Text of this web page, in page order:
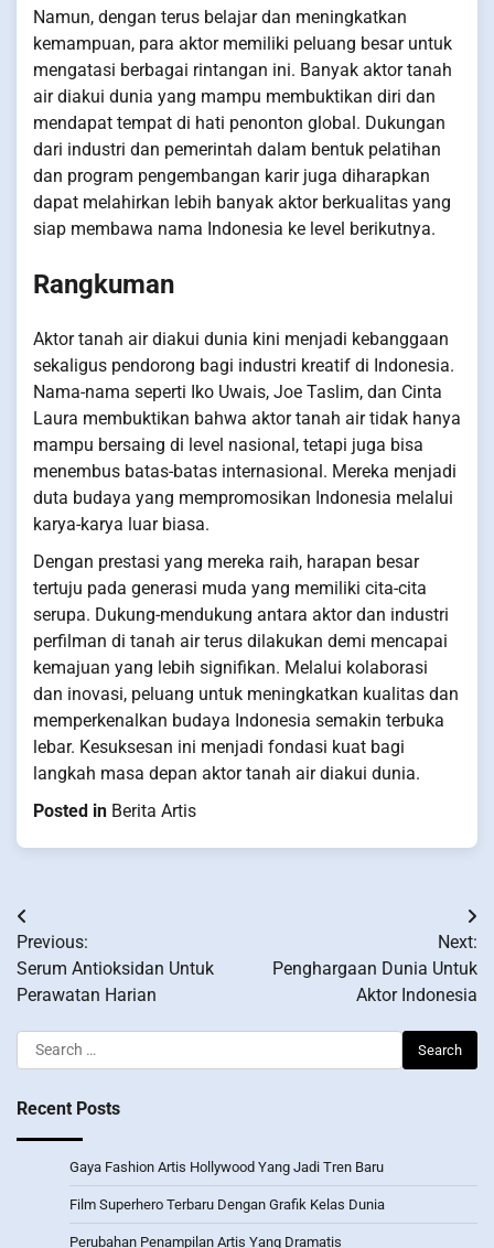
Namun, dengan terus belajar dan meningkatkan
kemampuan, para aktor memiliki peluang besar untuk
mengatasi berbagai rintangan ini. Banyak aktor tanah
air diakui dunia yang mampu membuktikan diri dan
mendapat tempat di hati penonton global. Dukungan
dari industri dan pemerintah dalam bentuk pelatihan
dan program pengembangan karir juga diharapkan
dapat melahirkan lebih banyak aktor berkualitas yang
siap membawa nama Indonesia ke level berikutnya.
Rangkuman
Aktor tanah air diakui dunia kini menjadi kebanggaan
sekaligus pendorong bagi industri kreatif di Indonesia.
Nama-nama seperti Iko Uwais, Joe Taslim, dan Cinta
Laura membuktikan bahwa aktor tanah air tidak hanya
mampu bersaing di level nasional, tetapi juga bisa
menembus batas-batas internasional. Mereka menjadi
duta budaya yang mempromosikan Indonesia melalui
karya-karya luar biasa.
Dengan prestasi yang mereka raih, harapan besar
tertuju pada generasi muda yang memiliki cita-cita
serupa. Dukung-mendukung antara aktor dan industri
perfilman di tanah air terus dilakukan demi mencapai
kemajuan yang lebih signifikan. Melalui kolaborasi
dan inovasi, peluang untuk meningkatkan kualitas dan
memperkenalkan budaya Indonesia semakin terbuka
lebar. Kesuksesan ini menjadi fondasi kuat bagi
langkah masa depan aktor tanah air diakui dunia.
Posted in Berita Artis
Post
navigation
Previous:
Serum Antioksidan Untuk
Perawatan Harian
Next:
Penghargaan Dunia Untuk
Aktor Indonesia
Search
for:
Recent Posts
Gaya Fashion Artis Hollywood Yang Jadi Tren Baru
Film Superhero Terbaru Dengan Grafik Kelas Dunia
Perubahan Penampilan Artis Yang Dramatis